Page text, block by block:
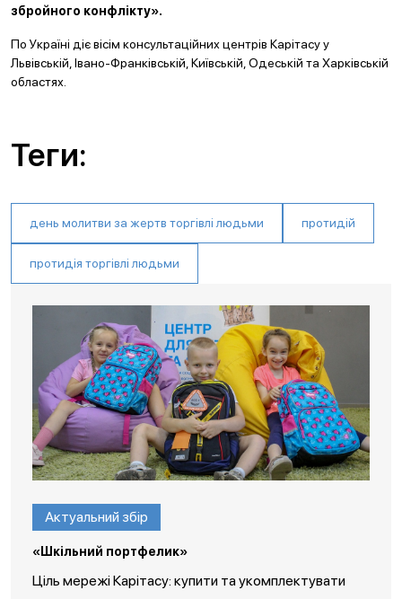
збройного конфлікту».
По Україні діє вісім консультаційних центрів Карітасу у
Львівській, Івано-Франківській, Київській, Одеській та Харківській
областях.
Теги:
день молитви за жертв торгівлі людьми протидій
протидія торгівлі людьми
Актуальний збір
«Шкільний портфелик»
Ціль мережі Карітасу: купити та укомплектувати